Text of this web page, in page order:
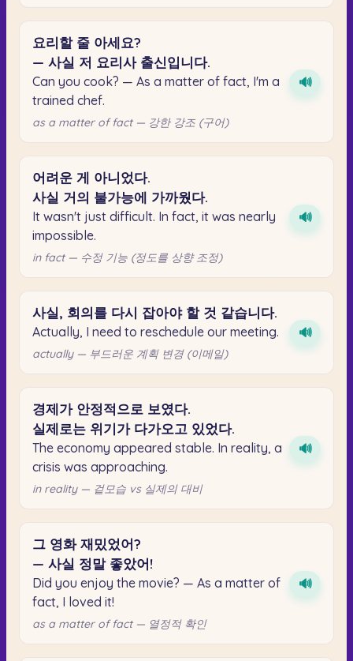
요리할 줄 아세요?
— 사실 저 요리사 출신입니다.
Can you cook? — As a matter of fact, I'm a
trained chef.
as a matter of fact — 강한 강조 (구어)
🔊
어려운 게 아니었다.
사실 거의 불가능에 가까웠다.
It wasn't just difficult. In fact, it was nearly
impossible.
in fact — 수정 기능 (정도를 상향 조정)
🔊
사실, 회의를 다시 잡아야 할 것 같습니다.
Actually, I need to reschedule our meeting.
actually — 부드러운 계획 변경 (이메일)
🔊
경제가 안정적으로 보였다.
실제로는 위기가 다가오고 있었다.
The economy appeared stable. In reality, a
crisis was approaching.
in reality — 겉모습 vs 실제의 대비
🔊
그 영화 재밌었어?
— 사실 정말 좋았어!
Did you enjoy the movie? — As a matter of
fact, I loved it!
as a matter of fact — 열정적 확인
🔊